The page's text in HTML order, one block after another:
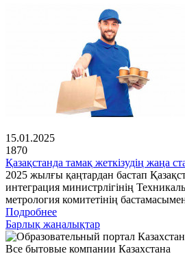
15.01.2025
1870
Қазақстанда тамақ жеткізудің жаңа
2025 жылғы қаңтардан бастап
интеграция министрлігінің
метрология комитетінің
Подробнее
Барлық жаңалықтар
Все бытовые компании Казахстана